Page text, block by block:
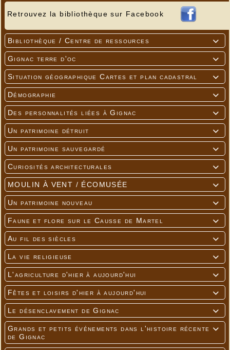
Retrouvez la bibliothèque sur Facebook

Bibliothèque / Centre de ressources

Gignac terre d'oc

Situation géographique Cartes et plan cadastral

Démographie

Des personnalités liées à Gignac

Un patrimoine détruit

Un patrimoine sauvegardé

Curiosités architecturales

MOULIN À VENT / ÉCOMUSÉE

Un patrimoine nouveau

Faune et flore sur le Causse de Martel

Au fil des siècles

La vie religieuse

L'agriculture d'hier à aujourd'hui

Fêtes et loisirs d'hier à aujourd'hui

Le désenclavement de Gignac

Grands et petits événements dans l'histoire récente
de Gignac